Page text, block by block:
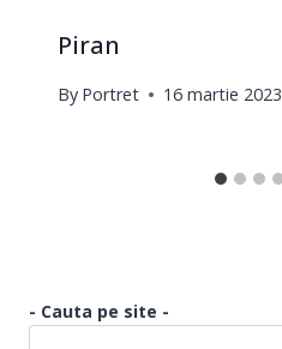
Piran
By Portret 16 martie 2023
- Cauta pe site -